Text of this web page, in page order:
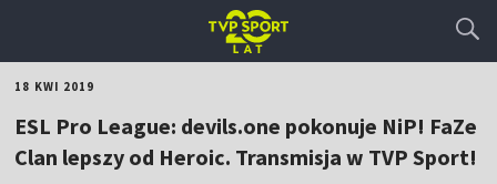
18 KWI 2019
ESL Pro League: devils.one pokonuje NiP! FaZe
Clan lepszy od Heroic. Transmisja w TVP Sport!